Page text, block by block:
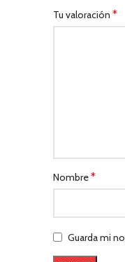
Tu valoración *
Nombre*
Guarda mi